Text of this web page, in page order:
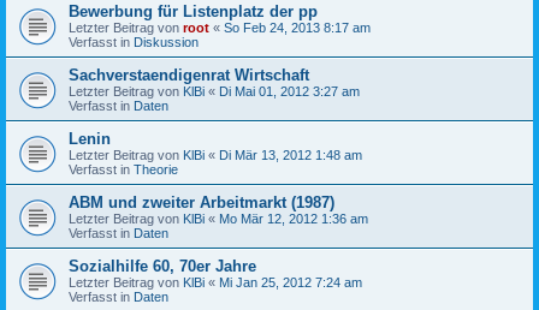
Bewerbung für Listenplatz der pp
Letzter Beitrag von root « So Feb 24, 2013 8:17 am
Verfasst in Diskussion
Sachverstaendigenrat Wirtschaft
Letzter Beitrag von KlBi « Di Mai 01, 2012 3:27 am
Verfasst in Daten
Lenin
Letzter Beitrag von KlBi « Di Mär 13, 2012 1:48 am
Verfasst in Theorie
ABM und zweiter Arbeitmarkt (1987)
Letzter Beitrag von KlBi « Mo Mär 12, 2012 1:36 am
Verfasst in Daten
Sozialhilfe 60, 70er Jahre
Letzter Beitrag von KlBi « Mi Jan 25, 2012 7:24 am
Verfasst in Daten